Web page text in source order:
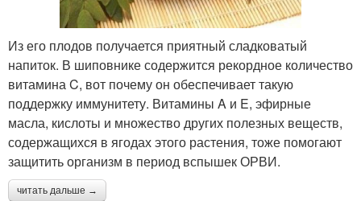
Из его плодов получается приятный сладковатый
напиток. В шиповнике содержится рекордное количество
витамина C, вот почему он обеспечивает такую
поддержку иммунитету. Витамины A и E, эфирные
масла, кислоты и множество других полезных веществ,
содержащихся в ягодах этого растения, тоже помогают
защитить организм в период вспышек ОРВИ.
читать дальше →